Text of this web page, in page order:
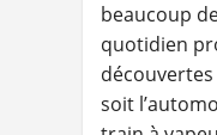
beaucoup
quotidien
découvertes
soit